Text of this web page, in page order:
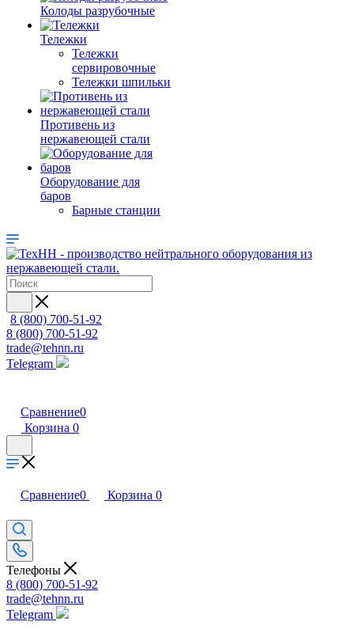
Колоды разрубочные
Тележки
Тележки
сервировочные
Тележки шпильки
Противень из
нержавеющей стали
Оборудование для
баров
Барные станции
8 (800) 700-51-92
8 (800) 700-51-92
trade@tehnn.ru
Telegram
Сравнение0
Корзина 0
Сравнение0 Корзина 0
Телефоны
8 (800) 700-51-92
trade@tehnn.ru
Telegram